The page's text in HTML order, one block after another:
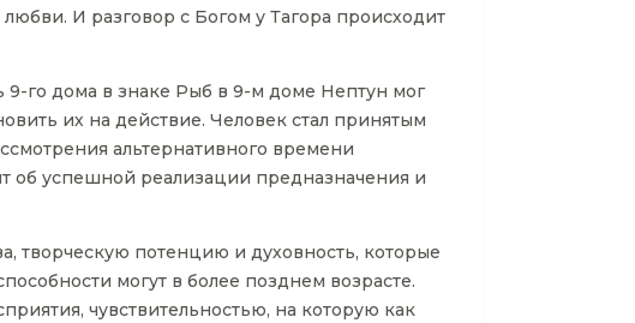
И разговор с Богом у Тагора происходит
9-го дома в знаке Рыб в 9-м доме Нептун мог
их на действие. Человек стал принятым
альтернативного времени
об успешной реализации предназначения и
творческую потенцию и духовность, которые
могут в более позднем возрасте.
чувствительностью, на которую как